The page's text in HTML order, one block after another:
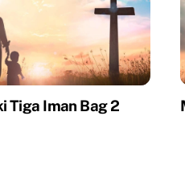
Tiga Iman Bag 2